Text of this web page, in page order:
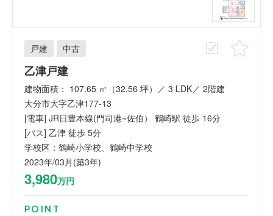
戸建 中古
乙津戸建
建物面積： 107.65 ㎡（32.56 坪）／ 3 LDK／ 2階建
大分市大字乙津177-13
[電車] JR日豊本線(門司港~佐伯） 鶴崎駅 徒歩 16分
[バス] 乙津 徒歩 5分
学校区：鶴崎小学校、鶴崎中学校
2023年/03月(築3年)
3,980万円
POINT